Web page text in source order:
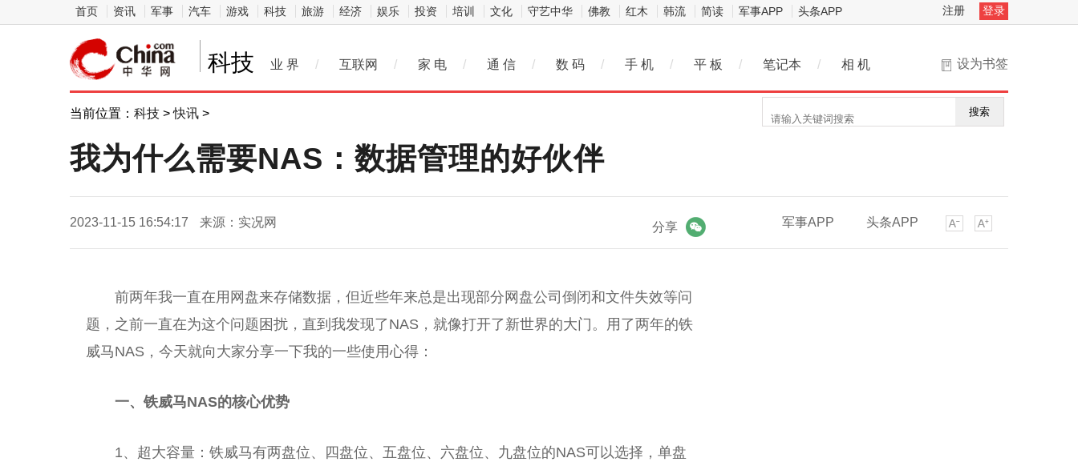
首页 资讯 军事 汽车 游戏 科技 旅游 经济 娱乐 投资 培训 文化 守艺中华 佛教 红木 韩流 简读 军事APP 头条APP 注册 登录
科技 设为书签
业 界 / 互联网 / 家 电 / 通 信 / 数 码 / 手 机 / 平 板 / 笔记本 / 相 机
当前位置： 科技 >快讯 > 搜索
我为什么需要NAS：数据管理的好伙伴
2023-11-15 16:54:17 来源：实况网 军事APP 头条APP
分享
前两年我一直在用网盘来存储数据，但近些年来总是出现部分网盘公司倒闭和文件失效等问
题，之前一直在为这个问题困扰，直到我发现了NAS，就像打开了新世界的大门。用了两年的铁
威马NAS，今天就向大家分享一下我的一些使用心得：
一、铁威马NAS的核心优势
1、超大容量：铁威马有两盘位、四盘位、五盘位、六盘位、九盘位的NAS可以选择，单盘